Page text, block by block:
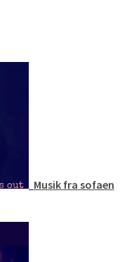
Musik fra sofaen